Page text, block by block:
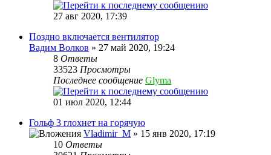
27 авг 2020, 17:39
Поздно включается вентилятор
Вадим Волков » 27 май 2020, 19:24
8 Ответы
33523 Просмотры
Последнее сообщение Glyma
01 июл 2020, 12:44
Гольф 3 глохнет на горячую
Vladimir_M » 15 янв 2020, 17:19
10 Ответы